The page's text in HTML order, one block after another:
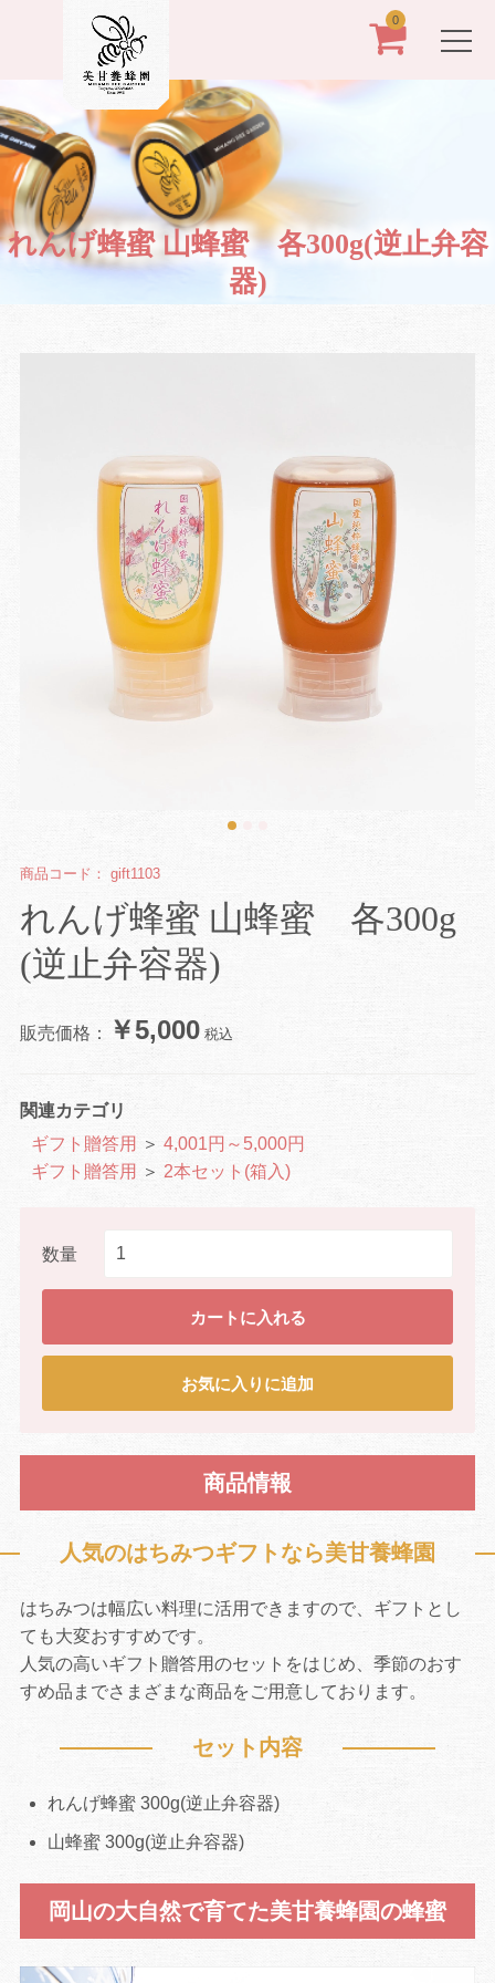
0
れんげ蜂蜜 山蜂蜜 各300g(逆止弁容
器)
商品コード： gift1103
れんげ蜂蜜 山蜂蜜 各300g
(逆止弁容器)
販売価格： ￥5,000 税込
関連カテゴリ
ギフト贈答用
＞ 4,001円～5,000円
ギフト贈答用
＞ 2本セット(箱入)
数量
カートに入れる
お気に入りに追加
商品情報
人気のはちみつギフトなら美甘養蜂園
はちみつは幅広い料理に活用できますので、ギフトとし
ても大変おすすめです。
人気の高いギフト贈答用のセットをはじめ、季節のおす
すめ品までさまざまな商品をご用意しております。
セット内容
れんげ蜂蜜 300g(逆止弁容器)
山蜂蜜 300g(逆止弁容器)
岡山の大自然で育てた美甘養蜂園の蜂蜜